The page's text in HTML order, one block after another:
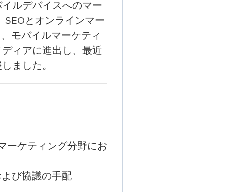
ルデバイスへのマー
とオンラインマー
モバイルマーケティ
ィアに進出し、最近
ました。
ーケティング分野にお
び協議の手配